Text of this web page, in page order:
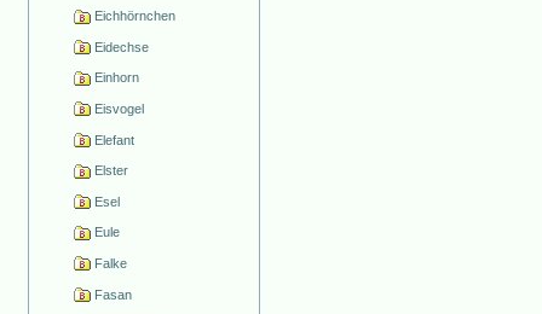
Eichhörnchen
Eidechse
Einhorn
Eisvogel
Elefant
Elster
Esel
Eule
Falke
Fasan